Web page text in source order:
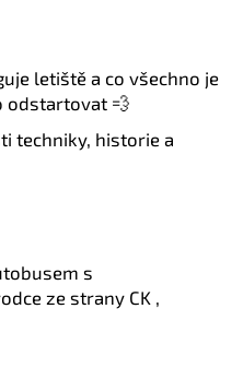
letiště a co všechno je
odstartovat 💨
techniky, historie a
s
ze strany CK ,